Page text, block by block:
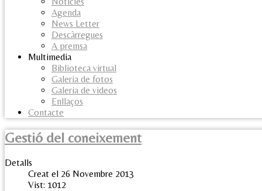
Agenda
News Letter
Descàrregues
A premsa
Multimedia
Biblioteca virtual
Galeria de fotos
Galeria de videos
Enllaços
Contacte
Gestió del coneixement
Detalls
Creat el 26 Novembre 2013
Vist: 1012